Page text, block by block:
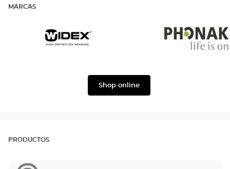
MARCAS
Shop online
PRODUCTOS